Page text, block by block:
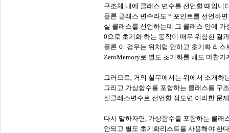
구조체 내에 클래스 변수를 선언할 때입니
물론 클래스 변수라도 * 포인트를 선언하
실 클래스를 선언하는데 그 클래스 안에 가
0으로 초기화 하는 동작이 매우 위험한 결
물론 이 경우는 위처럼 안하고 초기화 리스
ZeroMemory로 별도 초기화를 해도 마찬가
그러므로, 거의 실무에서는 위에서 소개하
그리고 가상함수를 포함하는 클래스를 구
실클래스변수로 선언할 정도면 이러한 문
다시 말하자면, 가상함수를 포함하는 클래
안되고 별도 초기화리스트를 사용해야 한